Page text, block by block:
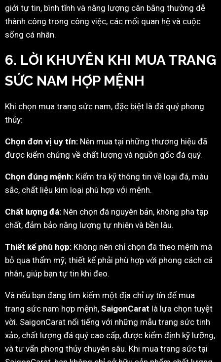
giới tự tin, bình tĩnh và năng lượng cân bằng thường dễ
thành công trong công việc, các mối quan hệ và cuộc
sống cá nhân.
6. LỜI KHUYÊN KHI MUA TRANG
SỨC NAM HỢP MỆNH
Khi chọn mua trang sức nam, đặc biệt là đá quý phong
thủy:
Chọn đơn vị uy tín: Nên mua tại những thương hiệu đã
được kiểm chứng về chất lượng và nguồn gốc đá quý.
Chọn đúng mệnh: Kiểm tra kỹ thông tin về loại đá, màu
sắc, chất liệu kim loại phù hợp với mệnh.
Chất lượng đá: Nên chọn đá nguyên bản, không pha tạp
chất, đảm bảo năng lượng tự nhiên và bền lâu.
Thiết kế phù hợp: Không nên chỉ chọn đá theo mệnh mà
bỏ qua thẩm mỹ; thiết kế phải phù hợp với phong cách cá
nhân, giúp bạn tự tin khi đeo.
Và nếu bạn đang tìm kiếm một địa chỉ uy tín để mua
trang sức nam hợp mệnh, SaigonCarat là lựa chọn tuyệt
vời. SaigonCarat nổi tiếng với những mẫu trang sức tinh
xảo, chất lượng đá quý cao cấp, được kiểm định kỹ lưỡng,
và tư vấn phong thủy chuyên sâu. Khi mua trang sức tại